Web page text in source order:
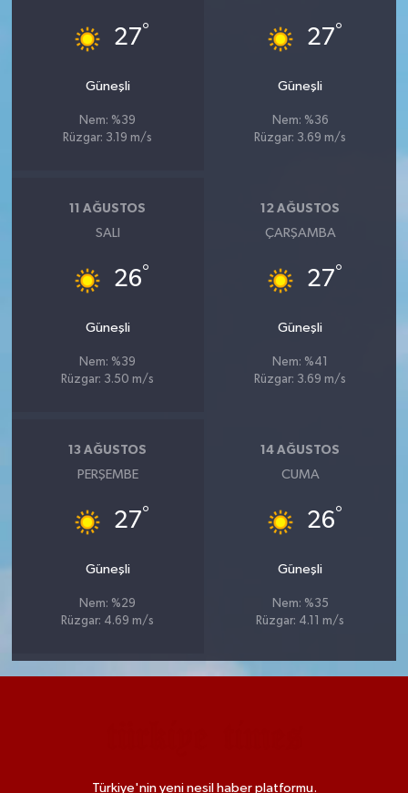
27°
Güneşli
Nem: %39
Rüzgar: 3.19 m/s
27°
Güneşli
Nem: %36
Rüzgar: 3.69 m/s
11 AĞUSTOS
SALI
26°
Güneşli
Nem: %39
Rüzgar: 3.50 m/s
12 AĞUSTOS
ÇARŞAMBA
27°
Güneşli
Nem: %41
Rüzgar: 3.69 m/s
13 AĞUSTOS
PERŞEMBE
27°
Güneşli
Nem: %29
Rüzgar: 4.69 m/s
14 AĞUSTOS
CUMA
26°
Güneşli
Nem: %35
Rüzgar: 4.11 m/s
Türkiye'nin yeni nesil haber platformu.